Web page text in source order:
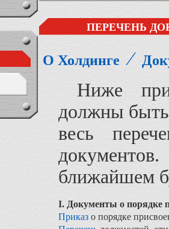
ПЕРЕЧЕНЬ
О Холдинге ⁄
Ниже
должны быть
весь
ближайшем
I. Документы о порядке
Приказ о порядке